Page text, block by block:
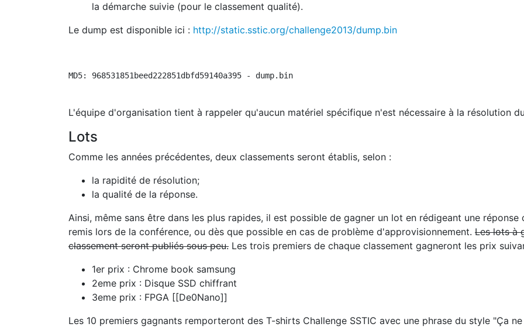
la démarche suivie (pour le classement qualité).
Le dump est disponible ici : http://static.sstic.org/challenge2013/dump.bin
L'équipe d'organisation tient à rappeler qu'aucun matériel spécifique n'est nécessaire à la résolution
Lots
Comme les années précédentes, deux classements seront établis, selon :
la rapidité de résolution;
la qualité de la réponse.
Ainsi, même sans être dans les plus rapides, il est possible de gagner un lot en rédigeant une
remis lors de la conférence, ou dès que possible en cas de problème d'approvisionnement. Les lots à
classement seront publiés sous peu. Les trois premiers de chaque classement gagneront les prix
1er prix : Chrome book samsung
2eme prix : Disque SSD chiffrant
3eme prix : FPGA [[De0Nano]]
Les 10 premiers gagnants remporteront des T-shirts Challenge SSTIC avec une phrase du style "Ça